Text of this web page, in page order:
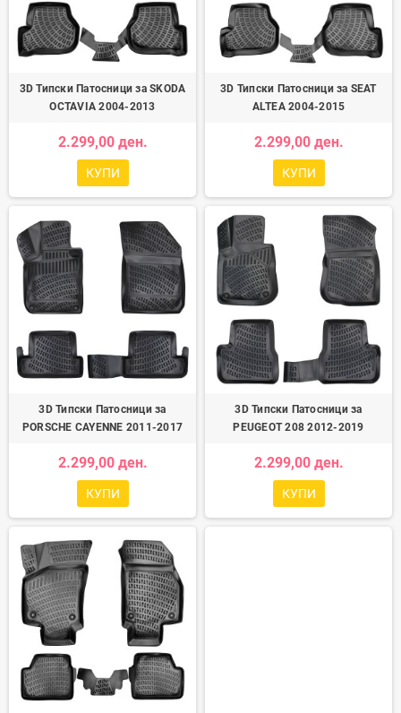
3D Типски Патосници за SKODA
OCTAVIA 2004-2013
2.299,00 ден.
КУПИ
3D Типски Патосници за SEAT
ALTEA 2004-2015
2.299,00 ден.
КУПИ
3D Типски Патосници за
PORSCHE CAYENNE 2011-2017
2.299,00 ден.
КУПИ
3D Типски Патосници за
PEUGEOT 208 2012-2019
2.299,00 ден.
КУПИ